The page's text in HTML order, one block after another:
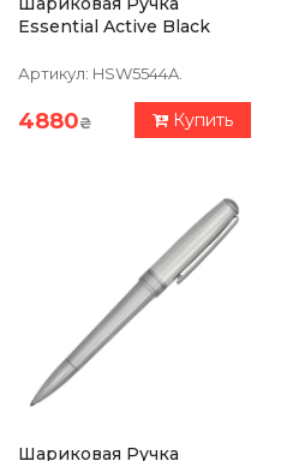
Essential Active Black
Артикул: HSW5544A.
4880₴ Купить
Шариковая Ручка